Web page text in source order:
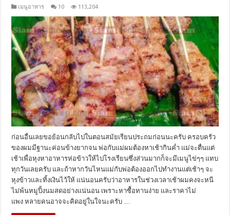
เมนูอาหาร 10 113,204
ก่อนอื่นเลยขอย้อนกลับไปในตอนสมัยเรียนประถมก่อนนะครับ ครอบครัว
ของผมมีฐานะค่อนข้างยากจน พ่อกับแม่ผมต้องหาเช้ากินค่ำ แม่จะตื่นแต่
เช้าเพื่อหุงหาอาหารห่อข้าวให้ไปโรงเรียนซึ่งส่วนมากก็จะมีเมนูไข่ๆๆ แทบ
ทุกวันเลยครับ และถ้าหากวันไหนแม่กับพ่อต้องออกไปทำงานแต่เช้าๆ จะ
หุงข้าวและทิ้งเงินไว้ให้ แน่นอนครับว่าอาหารในช่วงเวลาเช้าผมคงจะหนี
ไม่พ้นหมูปิ้งนมสดอย่างแน่นอน เพราะหาซื้อทานง่าย และราคาไม่
แพง หลายคนอาจจะคิดอยู่ในใจนะครับ …